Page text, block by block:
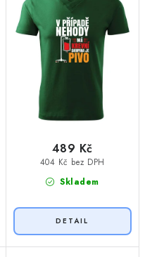
Skladem
404 Kč bez DPH
489 Kč